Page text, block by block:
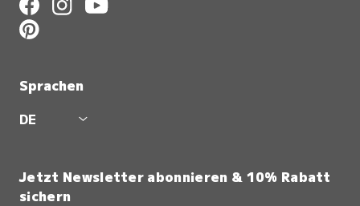
Sprachen
DE
Jetzt Newsletter abonnieren & 10% Rabatt
sichern